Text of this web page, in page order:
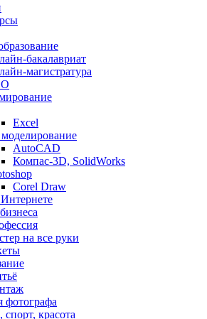
бакалавриат
магистратура
Excel
AutoCAD
Компас-3D, SolidWorks
Corel Draw
на все руки
фотографа
спорт, красота